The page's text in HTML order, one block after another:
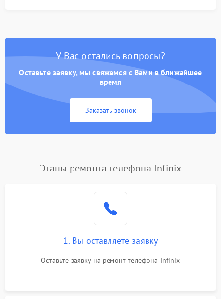
У Вас остались вопросы?
Оставьте заявку, мы свяжемся с Вами в ближайшее
время
Заказать звонок
Этапы ремонта телефона Infinix
1. Вы оставляете заявку
Оставьте заявку на ремонт телефона Infinix